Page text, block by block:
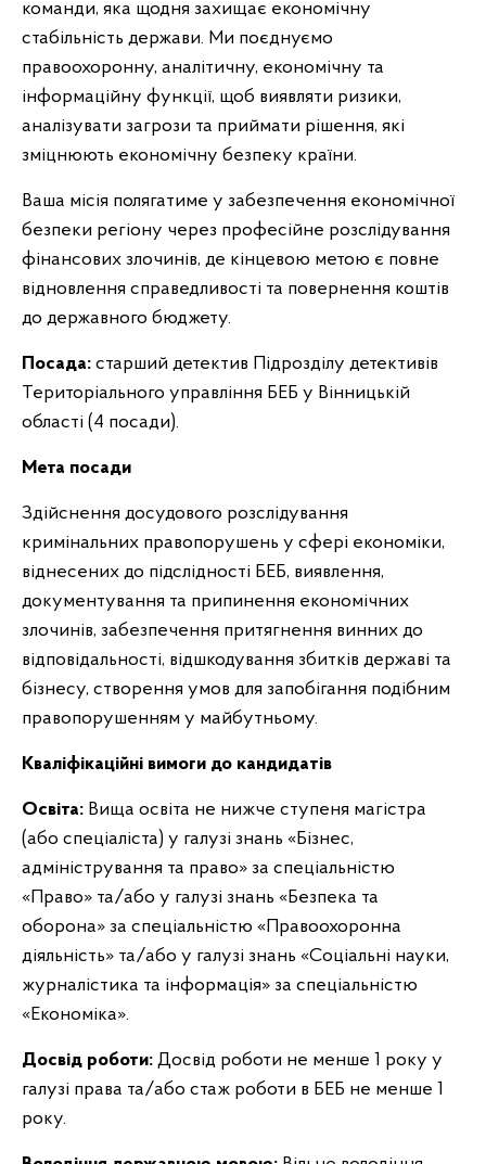
команди, яка щодня захищає економічну
стабільність держави. Ми поєднуємо
правоохоронну, аналітичну, економічну та
інформаційну функції, щоб виявляти ризики,
аналізувати загрози та приймати рішення, які
зміцнюють економічну безпеку країни.
Ваша місія полягатиме у забезпечення економічної
безпеки регіону через професійне розслідування
фінансових злочинів, де кінцевою метою є повне
відновлення справедливості та повернення коштів
до державного бюджету.
Посада: старший детектив Підрозділу детективів
Територіального управління БЕБ у Вінницькій
області (4 посади).
Мета посади
Здійснення досудового розслідування
кримінальних правопорушень у сфері економіки,
віднесених до підслідності БЕБ, виявлення,
документування та припинення економічних
злочинів, забезпечення притягнення винних до
відповідальності, відшкодування збитків державі та
бізнесу, створення умов для запобігання подібним
правопорушенням у майбутньому.
Кваліфікаційні вимоги до кандидатів
Освіта: Вища освіта не нижче ступеня магістра
(або спеціаліста) у галузі знань «Бізнес,
адміністрування та право» за спеціальністю
«Право» та/або у галузі знань «Безпека та
оборона» за спеціальністю «Правоохоронна
діяльність» та/або у галузі знань «Соціальні науки,
журналістика та інформація» за спеціальністю
«Економіка».
Досвід роботи: Досвід роботи не менше 1 року у
галузі права та/або стаж роботи в БЕБ не менше 1
року.